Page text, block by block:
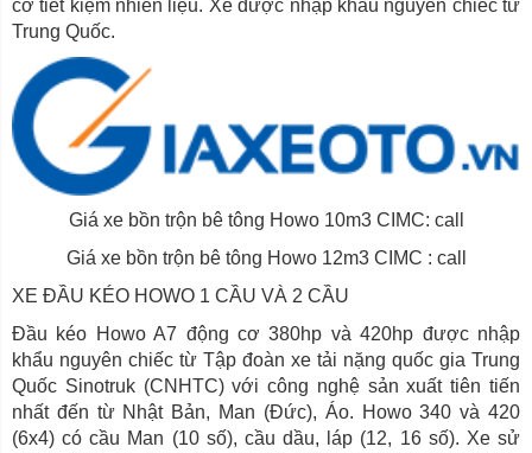
cơ tiết kiệm nhiên liệu. Xe được nhập khẩu nguyên chiếc từ
Trung Quốc.
Giá xe bồn trộn bê tông Howo 10m3 CIMC: call
Giá xe bồn trộn bê tông Howo 12m3 CIMC : call
XE ĐẦU KÉO HOWO 1 CẦU VÀ 2 CẦU
Đầu kéo Howo A7 động cơ 380hp và 420hp được nhập
khẩu nguyên chiếc từ Tập đoàn xe tải nặng quốc gia Trung
Quốc Sinotruk (CNHTC) với công nghệ sản xuất tiên tiến
nhất đến từ Nhật Bản, Man (Đức), Áo. Howo 340 và 420
(6x4) có cầu Man (10 số), cầu dầu, láp (12, 16 số). Xe sử